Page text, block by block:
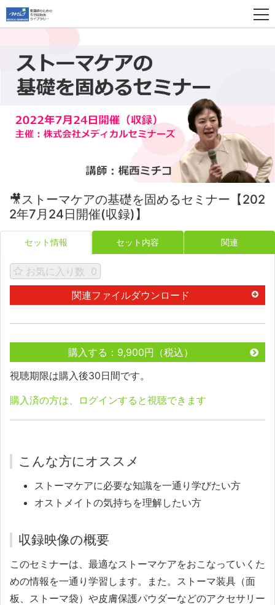
🎥ストーマケアの基礎を固めるセミナー【202
2年7月24日開催(収録)】
セット情報 セット内容 関連
お気に入り数
0
関連ファイルダウンロード
購入する：9,900円（税込）
視聴期限は購入後30日間です。
購入済の方は、ログインすると視聴できます
こんな方にオススメ
ストーマケアに必要な知識を一通り学びたい方
オストメイトの気持ちを理解したい方
収録映像の概要
このセミナーは、最適なストーマケアをおこなっていくた
めの情報を一通り学習します。また。ストーマ装具（面
板、ストーマ袋）や皮膚保護パウダーなどのアクセサリー